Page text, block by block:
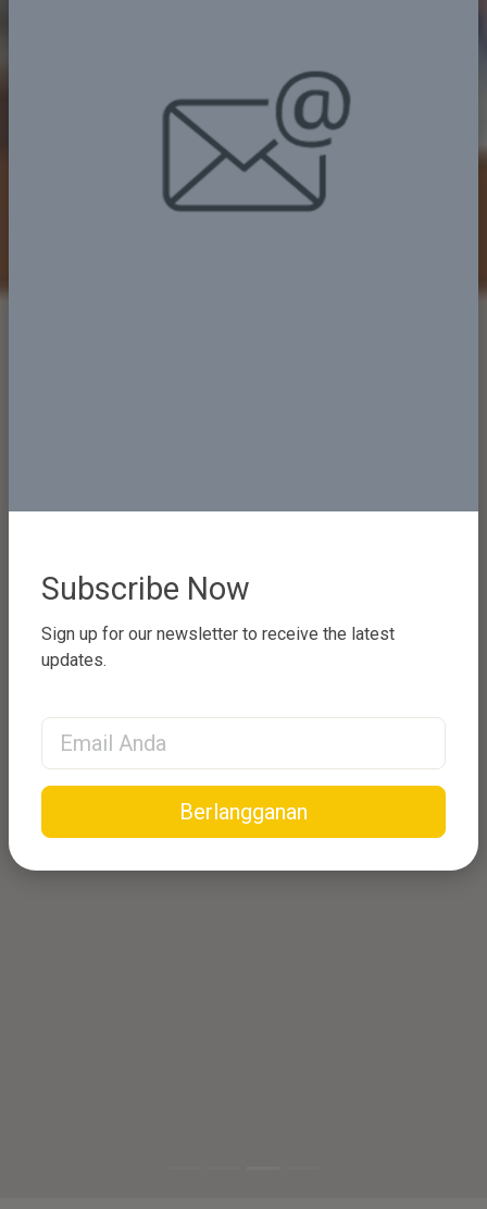
Subscribe Now
Sign up for our newsletter to receive the latest
updates.
Email Address
Berlangganan